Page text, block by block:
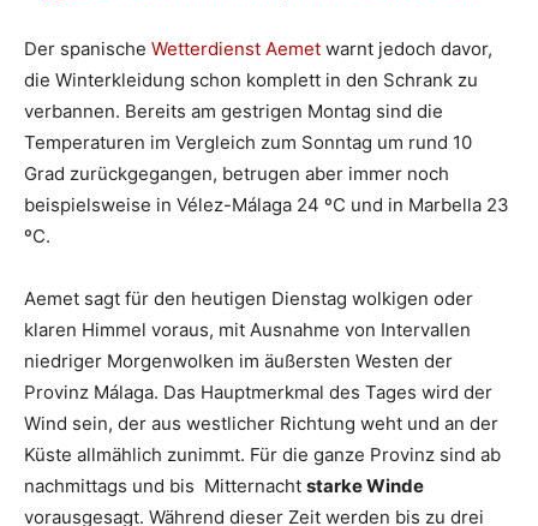
Der spanische Wetterdienst Aemet warnt jedoch davor,
die Winterkleidung schon komplett in den Schrank zu
verbannen. Bereits am gestrigen Montag sind die
Temperaturen im Vergleich zum Sonntag um rund 10
Grad zurückgegangen, betrugen aber immer noch
beispielsweise in Vélez-Málaga 24 ºC und in Marbella 23
ºC.
Aemet sagt für den heutigen Dienstag wolkigen oder
klaren Himmel voraus, mit Ausnahme von Intervallen
niedriger Morgenwolken im äußersten Westen der
Provinz Málaga. Das Hauptmerkmal des Tages wird der
Wind sein, der aus westlicher Richtung weht und an der
Küste allmählich zunimmt. Für die ganze Provinz sind ab
nachmittags und bis Mitternacht starke Winde
vorausgesagt. Während dieser Zeit werden bis zu drei